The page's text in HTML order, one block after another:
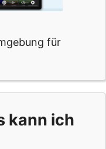
für
kann ich